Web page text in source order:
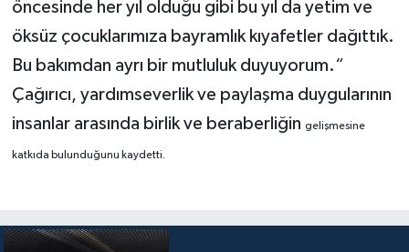
öncesinde her yıl olduğu gibi bu yıl da yetim ve
öksüz çocuklarımıza bayramlık kıyafetler dağıttık.
Bu bakımdan ayrı bir mutluluk duyuyorum.“
Çağırıcı, yardımseverlik ve paylaşma duygularının
insanlar arasında birlik ve beraberliğin gelişmesine
katkıda bulunduğunu kaydetti.